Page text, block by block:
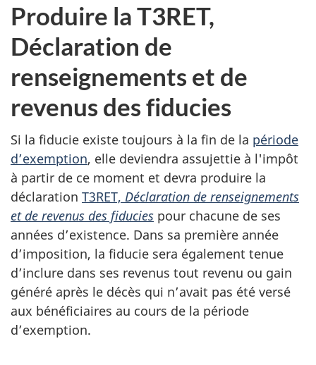
Produire la T3RET,
Déclaration de
renseignements et de
revenus des fiducies
Si la fiducie existe toujours à la fin de la période
d’exemption, elle deviendra assujettie à l'impôt
à partir de ce moment et devra produire la
déclaration T3RET, Déclaration de renseignements
et de revenus des fiducies pour chacune de ses
années d’existence. Dans sa première année
d’imposition, la fiducie sera également tenue
d’inclure dans ses revenus tout revenu ou gain
généré après le décès qui n’avait pas été versé
aux bénéficiaires au cours de la période
d’exemption.